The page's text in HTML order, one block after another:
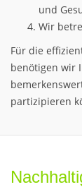
und
Wir
Für die
benötigen wir
partizipieren